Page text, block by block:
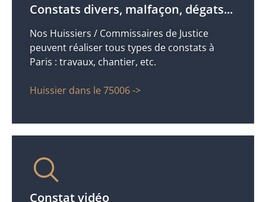
Constats divers, malfaçon, dégats...
Nos Huissiers / Commissaires de Justice
peuvent réaliser tous types de constats à
Paris : travaux, chantier, etc.
Huissier dans le 75006 ->
Constat vidéo